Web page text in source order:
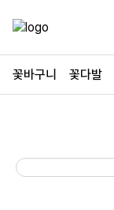
꽃바구니 꽃다발